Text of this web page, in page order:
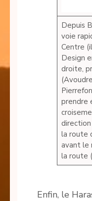
Depuis
voie
Centre
Design
droite,
prendre
la route
avant le
la route
Enfin, le